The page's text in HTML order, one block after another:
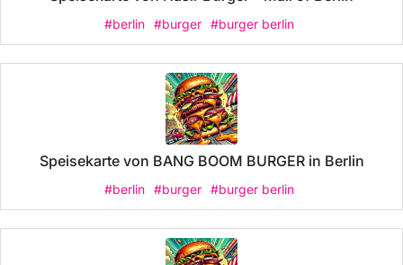
#berlin #burger #burger berlin
Speisekarte von BANG BOOM BURGER in Berlin
#berlin #burger #burger berlin